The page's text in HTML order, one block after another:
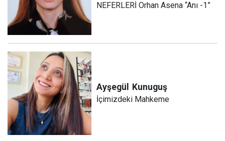
NEFERLERİ Orhan Asena “Anı -1”
Ayşegül Kunuguş
İçimizdeki Mahkeme